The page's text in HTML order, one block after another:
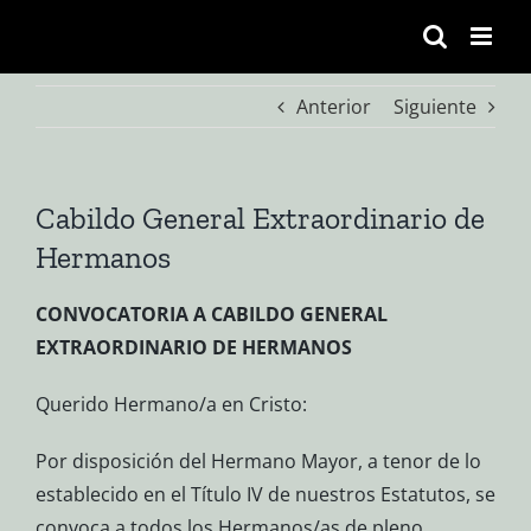
contenido
Anterior
Siguiente
Cabildo General Extraordinario de
Hermanos
CONVOCATORIA A CABILDO GENERAL
EXTRAORDINARIO DE HERMANOS
Querido Hermano/a en Cristo:
Por disposición del Hermano Mayor, a tenor de lo
establecido en el Título IV de nuestros Estatutos, se